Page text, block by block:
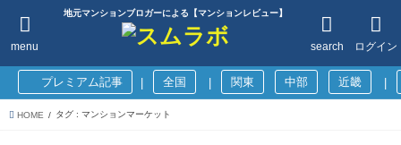
地元マンションブロガーによる【マンションレビュー】
ログイン
search
menu
プレミアム記事 全国 関東 中部 近畿
HOME タグ : マンションマーケット